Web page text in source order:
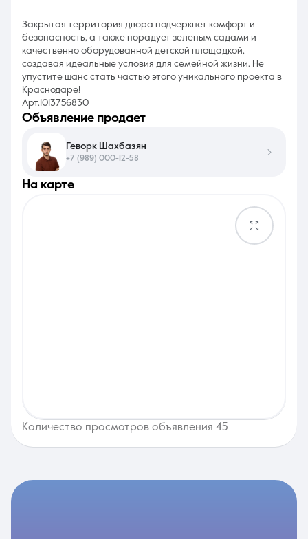
Закрытая территория двора подчеркнет комфорт и
безопасность, а также порадует зеленым садами и
качественно оборудованной детской площадкой,
создавая идеальные условия для семейной жизни. Не
упустите шанс стать частью этого уникального проекта в
Краснодаре!
Арт.1013756830
на карте
Количество просмотров объявления 45
объявление продает
Геворк Шахбазян
+7 (989) 000-12-58